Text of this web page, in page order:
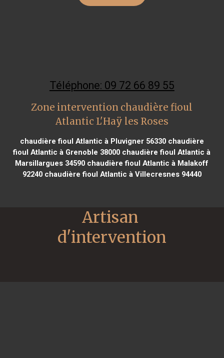
Téléphone: 09 72 66 89 55
Zone intervention chaudière fioul
Atlantic L'Haÿ les Roses
chaudière fioul Atlantic à Pluvigner 56330chaudière
fioul Atlantic à Grenoble 38000 chaudière fioul Atlantic à
Marsillargues 34590 chaudière fioul Atlantic à Malakoff
92240chaudière fioul Atlantic à Villecresnes 94440
Artisan
d'intervention